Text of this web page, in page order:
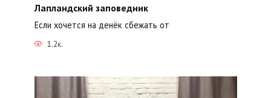
Лапландский заповедник
Если хочется на денёк сбежать от
1.2к.